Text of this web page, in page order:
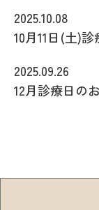
2025.10.08
10月11日(土)
2025.09.26
12月診療日の